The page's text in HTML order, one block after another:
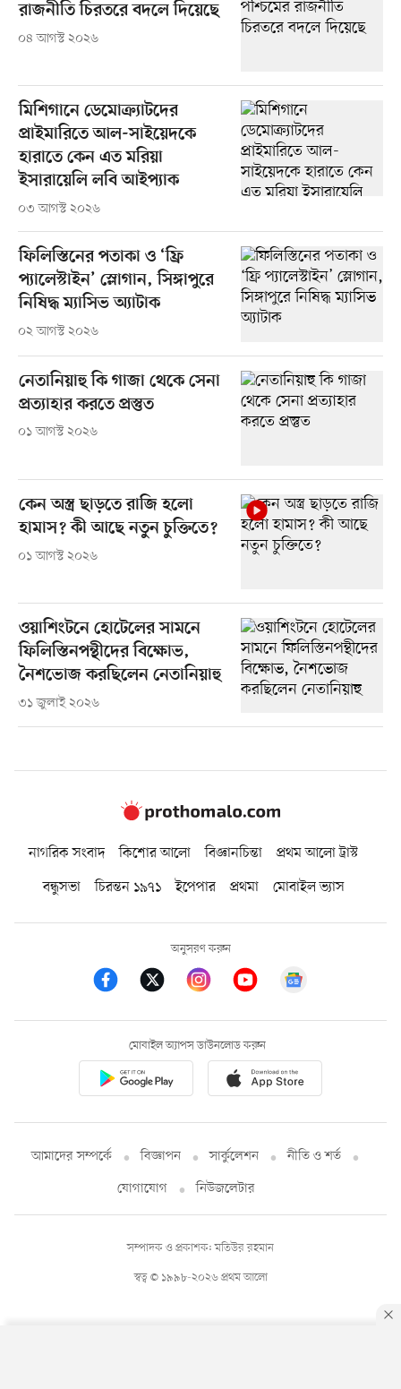
রাজনীতি চিরতরে বদলে দিয়েছে
০৪ আগস্ট ২০২৬
মিশিগানে ডেমোক্র্যাটদের
প্রাইমারিতে আল-সাইয়েদকে
হারাতে কেন এত মরিয়া
ইসারায়েলি লবি আইপ্যাক
০৩ আগস্ট ২০২৬
ফিলিস্তিনের পতাকা ও ‘ফ্রি
প্যালেস্টাইন’ স্লোগান, সিঙ্গাপুরে
নিষিদ্ধ ম্যাসিভ অ্যাটাক
০২ আগস্ট ২০২৬
নেতানিয়াহু কি গাজা থেকে সেনা
প্রত্যাহার করতে প্রস্তুত
০১ আগস্ট ২০২৬
কেন অস্ত্র ছাড়তে রাজি হলো
হামাস? কী আছে নতুন চুক্তিতে?
০১ আগস্ট ২০২৬
ওয়াশিংটনে হোটেলের সামনে
ফিলিস্তিনপন্থীদের বিক্ষোভ,
নৈশভোজ করছিলেন নেতানিয়াহু
৩১ জুলাই ২০২৬
নাগরিক সংবাদ কিশোর আলো বিজ্ঞানচিন্তা
প্রথম আলো ট্রাস্ট
বন্ধুসভা
চিরন্তন ১৯৭১ ইপেপার প্রথমা মোবাইল ভ্যাস
অনুসরণ করুন
মোবাইল অ্যাপস ডাউনলোড করুন
আমাদের সম্পর্কে বিজ্ঞাপন সার্কুলেশন
নীতি ও শর্ত
যোগাযোগ
নিউজলেটার
স্বত্ব © ১৯৯৮-২০২৬ প্রথম আলো
সম্পাদক ও প্রকাশক: মতিউর রহমান